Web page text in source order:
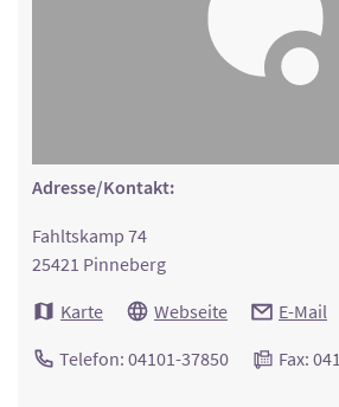
Adresse/Kontakt:
Fahltskamp 74
25421 Pinneberg
Karte
Webseite E-Mail
Telefon: 04101-37850 Fax: